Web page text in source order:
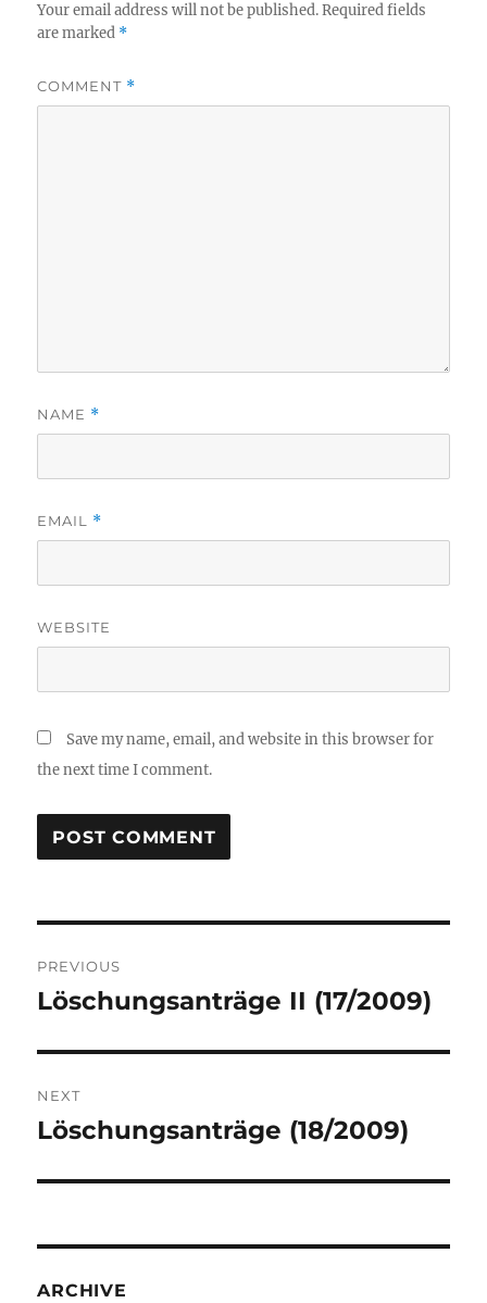
Your email address will not be published. Required fields
are marked *
COMMENT *
NAME *
EMAIL *
WEBSITE
Save my name, email, and website in this browser for
the next time I comment.
navigation
PREVIOUS
Previous
Löschungsanträge II (17/2009)
NEXT
Next
Löschungsanträge (18/2009)
ARCHIVE